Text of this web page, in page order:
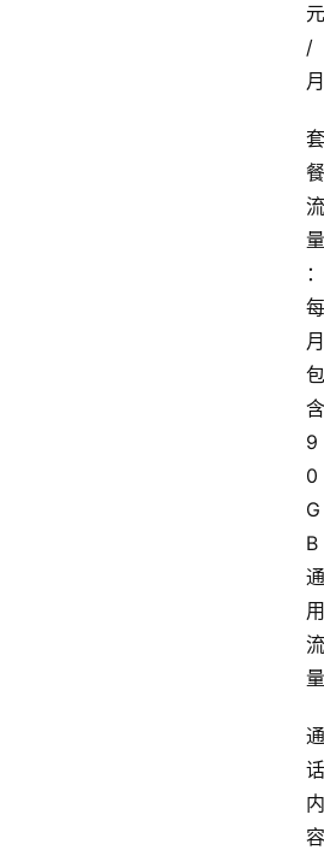
元
/
月
套
餐
流
量
：
每
月
包
含
9
0
G
B
通
用
流
量
通
话
内
容